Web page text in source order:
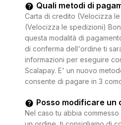
Quali metodi di
Carta di credito (Velocizza
(Velocizza le spedizioni)
questa modalità di
di conferma dell'ordine ti
informazioni per eseguire
Scalapay. E' un nuovo
consente di pagare in 3
Posso modificare un
Nel caso tu abbia